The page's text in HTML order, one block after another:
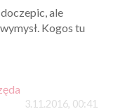
ale
Kogos tu
3.11.2016, 00:41